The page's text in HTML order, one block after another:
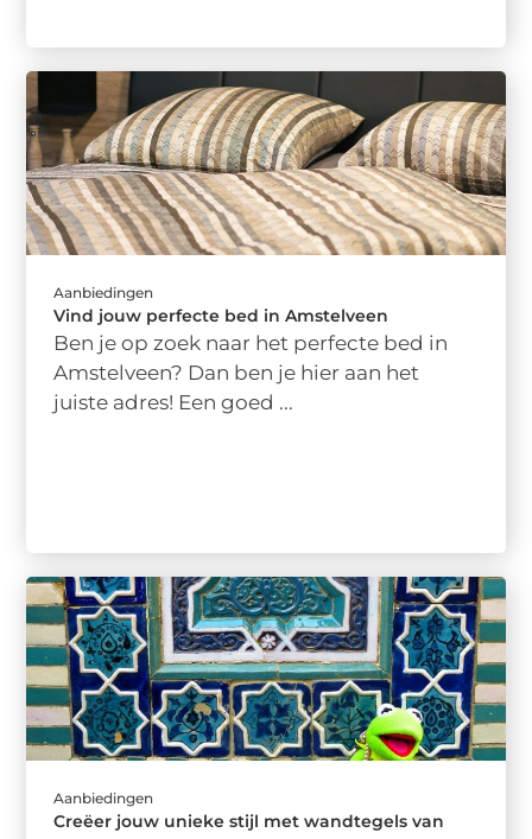
Aanbiedingen
Vind jouw perfecte bed in Amstelveen
Ben je op zoek naar het perfecte bed in
Amstelveen? Dan ben je hier aan het
juiste adres! Een goed ...
Aanbiedingen
Creëer jouw unieke stijl met wandtegels van